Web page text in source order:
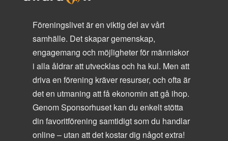
Föreningslivet är en viktig del av vårt
samhälle. Det skapar gemenskap,
engagemang och möjligheter för människor
i alla åldrar att utvecklas och ha kul. Men att
driva en förening kräver resurser, och ofta är
det en utmaning att få ekonomin att gå ihop.
Genom Sponsorhuset kan du enkelt stötta
din favoritförening samtidigt som du handlar
online – utan att det kostar dig något extra!